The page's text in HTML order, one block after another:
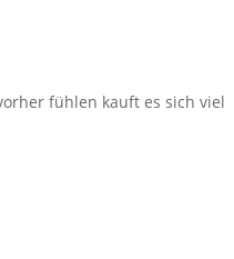
fühlen kauft es sich viel